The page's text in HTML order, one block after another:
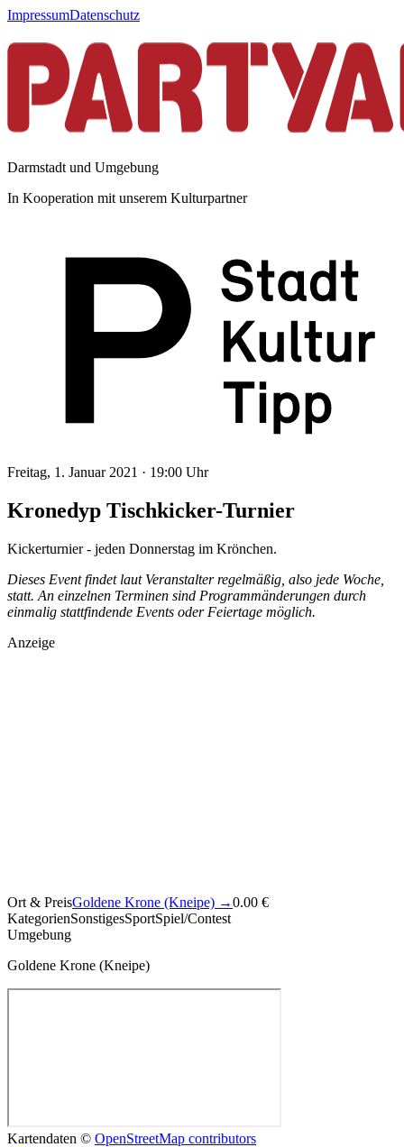
ImpressumDatenschutz
Darmstadt und Umgebung
In Kooperation mit unserem Kulturpartner
Freitag, 1. Januar 2021 · 19:00 Uhr
Kronedyp Tischkicker-Turnier
Kickerturnier - jeden Donnerstag im Krönchen.
Dieses Event findet laut Veranstalter regelmäßig, also jede Woche,
statt. An einzelnen Terminen sind Programmänderungen durch
einmalig stattfindende Events oder Feiertage möglich.
Anzeige
Ort & PreisGoldene Krone (Kneipe) →0.00 €
KategorienSonstigesSportSpiel/Contest
Umgebung
Goldene Krone (Kneipe)
Kartendaten © OpenStreetMap contributors